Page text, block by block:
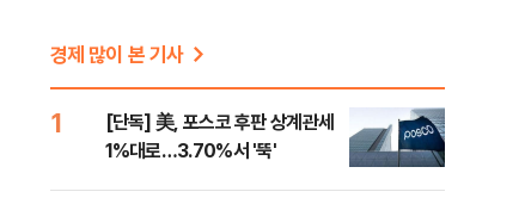
경제 많이 본 기사
1
[단독] 美, 포스코 후판 상계관세
1%대로…3.70%서 '뚝'